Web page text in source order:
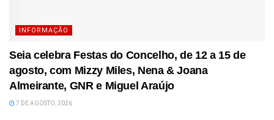
INFORMAÇÃO
Seia celebra Festas do Concelho, de 12 a 15 de
agosto, com Mizzy Miles, Nena & Joana
Almeirante, GNR e Miguel Araújo
7 DE AGOSTO, 2026